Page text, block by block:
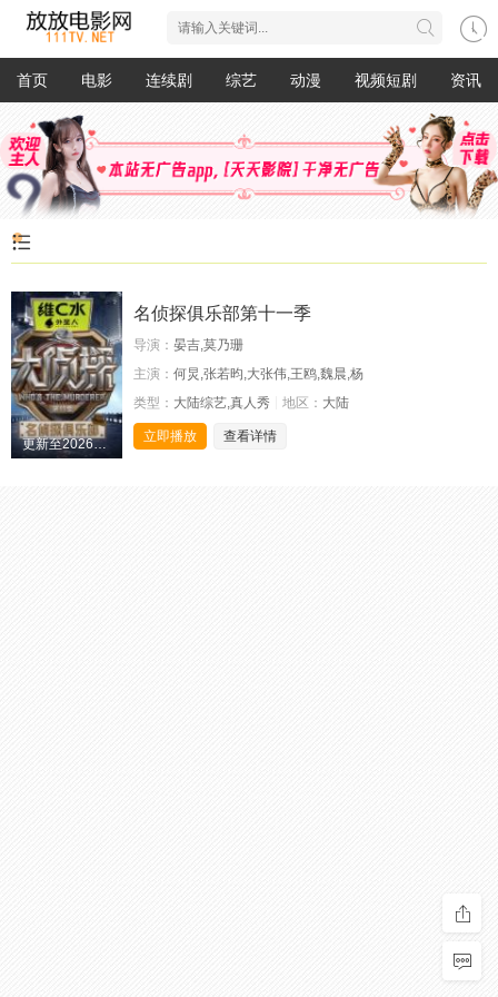
首页 电影 连续剧 综艺 动漫 视频短剧 资讯
更新至20260513期
名侦探俱乐部第十一季
导演： 晏吉,莫乃珊
主演： 何炅,张若昀,大张伟,王鸥,魏晨,杨
类型： 大陆综艺,真人秀 地区： 大陆
立即播放 查看详情